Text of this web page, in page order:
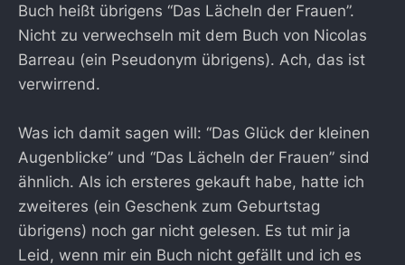
Buch heißt übrigens “Das Lächeln der Frauen”.
Nicht zu verwechseln mit dem Buch von Nicolas
Barreau (ein Pseudonym übrigens). Ach, das ist
verwirrend.
Was ich damit sagen will: “Das Glück der kleinen
Augenblicke” und “Das Lächeln der Frauen” sind
ähnlich. Als ich ersteres gekauft habe, hatte ich
zweiteres (ein Geschenk zum Geburtstag
übrigens) noch gar nicht gelesen. Es tut mir ja
Leid, wenn mir ein Buch nicht gefällt und ich es